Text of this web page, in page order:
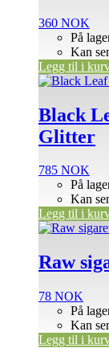
360 NOK
På
Kan
Legg til i
Black
Glitter
785 NOK
På
Kan
Legg til i
Raw
78 NOK
På
Kan
Legg til i